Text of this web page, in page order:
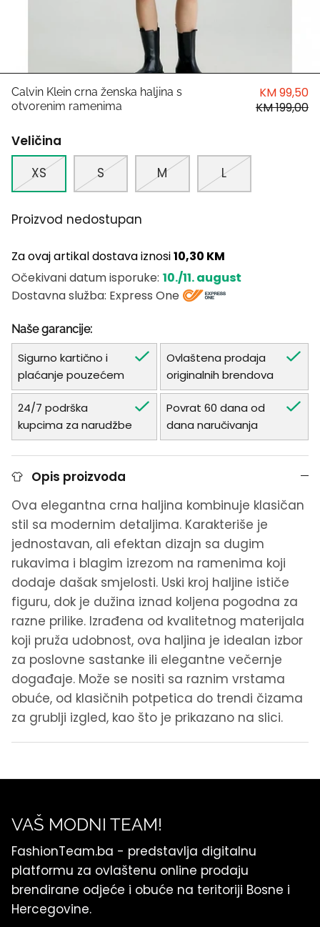
LIU JO
Harvard
Calvin Klein crna ženska haljina s
otvorenim ramenima
KM 99,50
KM 199,00
Veličina
XS
S M L
Proizvod nedostupan
Za ovaj artikal dostava iznosi10,30 KM
Očekivani datum isporuke: 10./11. august
Dostavna služba: Express One
Naše garancije:
Sigurno kartično i
plaćanje pouzećem
Ovlaštena prodaja
originalnih brendova
24/7 podrška
kupcima za narudžbe
Povrat 60 dana od
dana naručivanja
Opis proizvoda
Ova elegantna crna haljina kombinuje klasičan
stil sa modernim detaljima. Karakteriše je
jednostavan, ali efektan dizajn sa dugim
rukavima i blagim izrezom na ramenima koji
dodaje dašak smjelosti. Uski kroj haljine ističe
figuru, dok je dužina iznad koljena pogodna za
razne prilike. Izrađena od kvalitetnog materijala
koji pruža udobnost, ova haljina je idealan izbor
za poslovne sastanke ili elegantne večernje
događaje. Može se nositi sa raznim vrstama
obuće, od klasičnih potpetica do trendi čizama
za grublji izgled, kao što je prikazano na slici.
VAŠ MODNI TEAM!
FashionTeam.ba - predstavlja digitalnu
platformu za ovlaštenu online prodaju
brendirane odjeće i obuće na teritoriji Bosne i
Hercegovine.